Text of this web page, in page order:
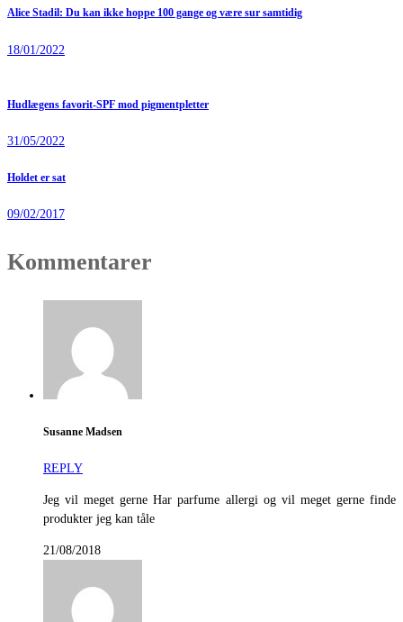
Alice Stadil: Du kan ikke hoppe 100 gange og være sur samtidig
18/01/2022
Hudlægens favorit-SPF mod pigmentpletter
31/05/2022
Holdet er sat
09/02/2017
Kommentarer
Susanne Madsen
REPLY
Jeg vil meget gerne Har parfume allergi og vil meget gerne finde
produkter jeg kan tåle
21/08/2018